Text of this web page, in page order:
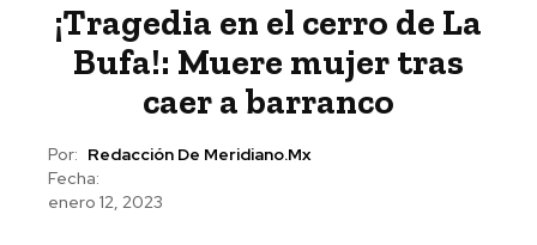
¡Tragedia en el cerro de La
Bufa!: Muere mujer tras
caer a barranco
Por: Redacción De Meridiano.mx
Fecha:
enero 12, 2023